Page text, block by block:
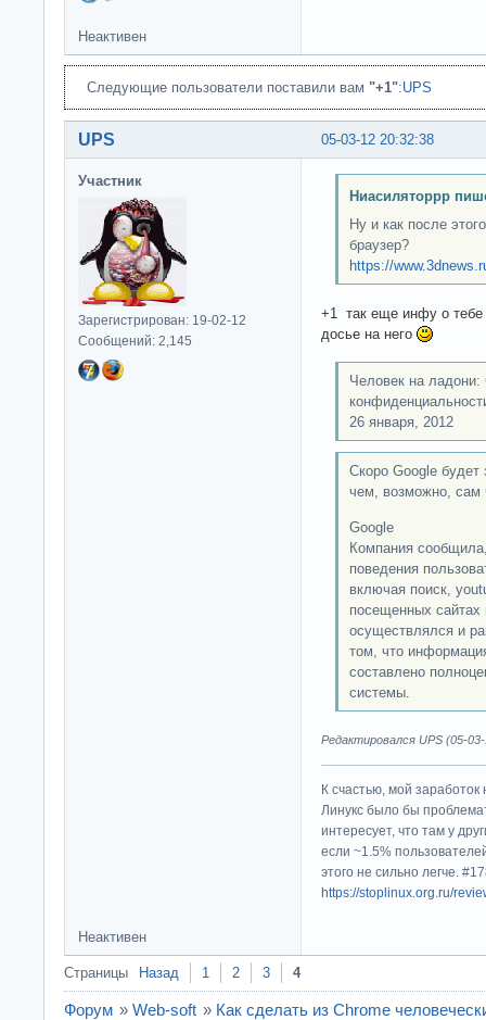
Неактивен
Следующие пользователи поставили вам "+1":UPS
05-03-12 20:32:38
UPS
Участник
Зарегистрирован: 19-02-12
Сообщений: 2,145
Ниасиляторрр
Ну и как после
браузер?
https://
+1 так еще инфу о тебе
досье на него
Человек на ладони:
26 января, 2012
Скоро Google будет
чем, возможно, сам
Google
Компания
поведения
включая поиск,
посещенных сайтах
осуществлялся и
том, что
составлено
системы.
Редактировался UPS (05-
К счастью, мой
Линукс было бы
интересует, что там у
если ~1.5%
этого не сильно легче.
https://stoplinux.org.ru/
Неактивен
Страницы Назад 1 2 3 4
Форум » Web-soft » Как сделать из Chrome